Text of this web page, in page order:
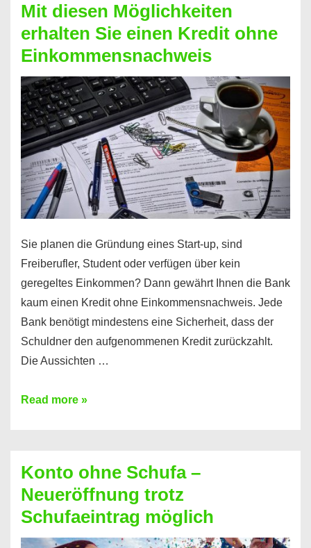
Mit diesen Möglichkeiten
erhalten Sie einen Kredit ohne
Einkommensnachweis
Sie planen die Gründung eines Start-up, sind
Freiberufler, Student oder verfügen über kein
geregeltes Einkommen? Dann gewährt Ihnen die Bank
kaum einen Kredit ohne Einkommensnachweis. Jede
Bank benötigt mindestens eine Sicherheit, dass der
Schuldner den aufgenommenen Kredit zurückzahlt.
Die Aussichten …
Mit
Sie
einen
Kredit
ohne
Read more »
Konto ohne Schufa –
Neueröffnung trotz
Schufaeintrag möglich